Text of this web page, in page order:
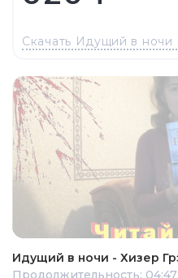
Скачать Идущий в ночи
Идущий в ночи - Хизер
Продолжительность: 04:47